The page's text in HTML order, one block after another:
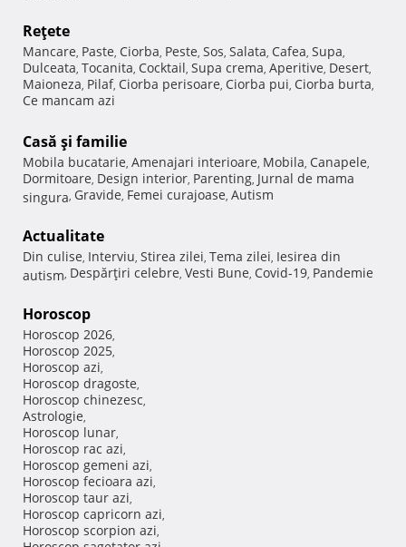
Reţete
Mancare, Paste, Ciorba, Peste, Sos, Salata, Cafea, Supa,
Dulceata, Tocanita, Cocktail, Supa crema, Aperitive, Desert,
Maioneza, Pilaf, Ciorba perisoare, Ciorba pui, Ciorba burta,
Ce mancam azi
Casă şi familie
Mobila bucatarie, Amenajari interioare, Mobila, Canapele,
Dormitoare, Design interior, Parenting, Jurnal de mama
singura, Gravide, Femei curajoase, Autism
Actualitate
Din culise, Interviu, Stirea zilei, Tema zilei, Iesirea din
autism, Despărţiri celebre, Vesti Bune, Covid-19, Pandemie
Horoscop
Horoscop 2026,
Horoscop 2025,
Horoscop azi,
Horoscop dragoste,
Horoscop chinezesc,
Astrologie,
Horoscop lunar,
Horoscop rac azi,
Horoscop gemeni azi,
Horoscop fecioara azi,
Horoscop taur azi,
Horoscop capricorn azi,
Horoscop scorpion azi,